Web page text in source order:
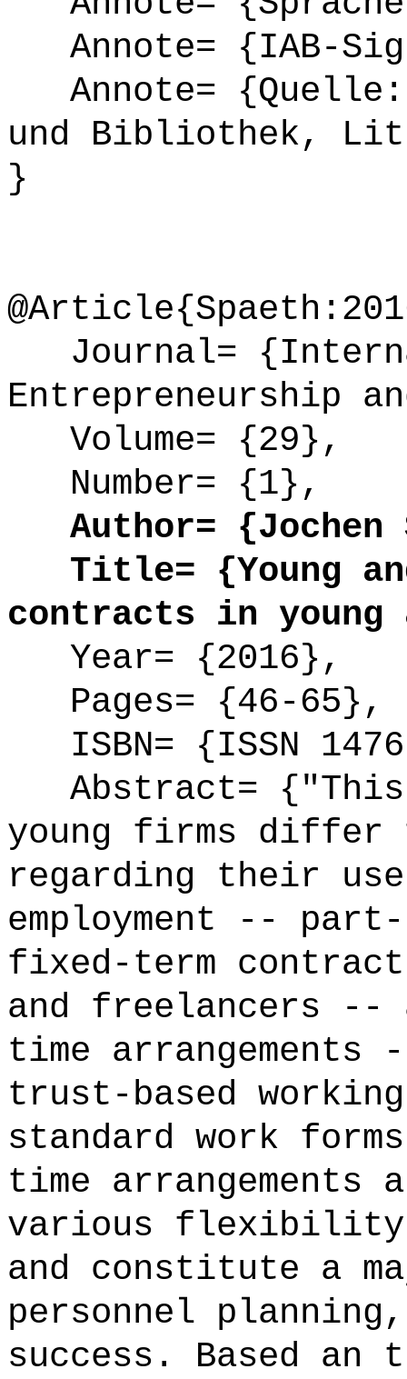
Annote= {IAB-
Annote= {Quelle:
und Bibliothek,
}
Journal=
Entrepreneurship
Volume= {29},
Number= {1},
Author=
Title= {Young
contracts in young
Year= {2016},
Pages= {46-65},
ISBN= {ISSN
Abstract=
young firms differ
regarding their
employment --
fixed-term
and freelancers --
time arrangements
trust-based
standard work
time arrangements
various flexibility-
and constitute a
personnel
success. Based an